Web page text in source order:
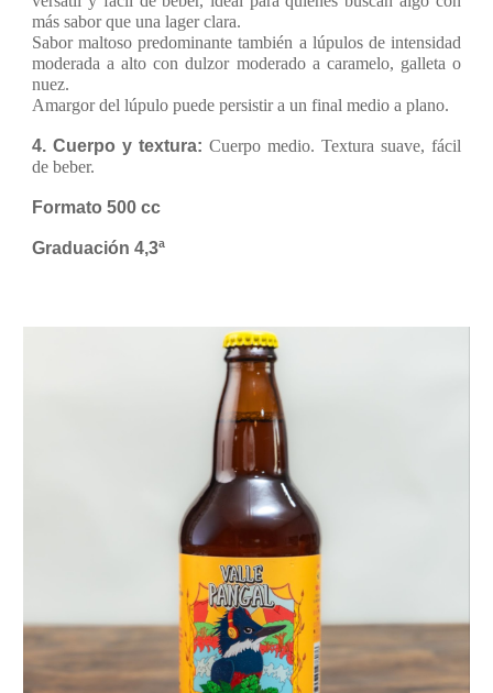
más sabor que una lager clara.
Sabor maltoso predominante también a lúpulos de intensidad
moderada a alto con dulzor moderado a caramelo, galleta o
nuez.
Amargor del lúpulo puede persistir a un final medio a plano.
4. Cuerpo y textura: Cuerpo medio. Textura suave, fácil
de beber.
Formato 500 cc
Graduación 4,3ª